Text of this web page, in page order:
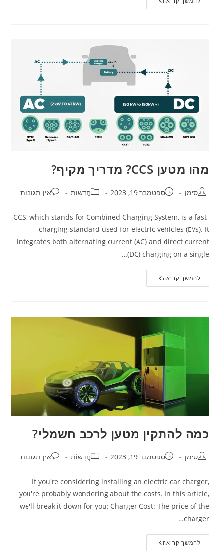
מהו מטען CCS? מדריך מקיף?
סימן ספטמבר 19, 2023 חֲדָשׁוֹת אין תגובות
CCS, which stands for Combined Charging System, is a fast-
charging standard used for electric vehicles (EVs). It
integrates both alternating current (AC) and direct current
(DC) charging on a single…
להמשך קריאה
כמה להתקין מטען לרכב חשמלי?
סימן ספטמבר 19, 2023 חֲדָשׁוֹת אין תגובות
If you're considering installing an electric car charger,
you're probably wondering about the costs. In this article,
we'll break it down for you: Charger Cost: The price of the
charger…
להמשך קריאה